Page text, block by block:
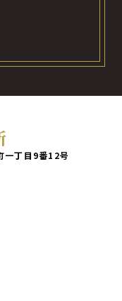
丁目9番12号